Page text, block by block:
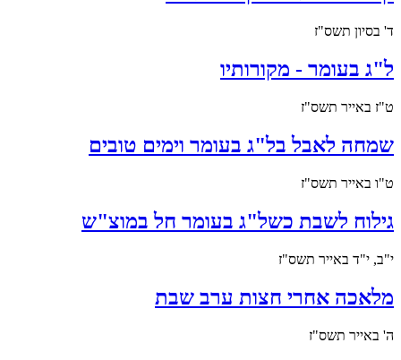
ד' בסיון תשס"ז
ל"ג בעומר - מקורותיו
ט"ז באייר תשס"ז
שמחה לאבל בל"ג בעומר וימים טובים
ט"ו באייר תשס"ז
גילוח לשבת כשל"ג בעומר חל במוצ"ש
י"ב, י"ד באייר תשס"ז
מלאכה אחרי חצות ערב שבת
ה' באייר תשס"ז